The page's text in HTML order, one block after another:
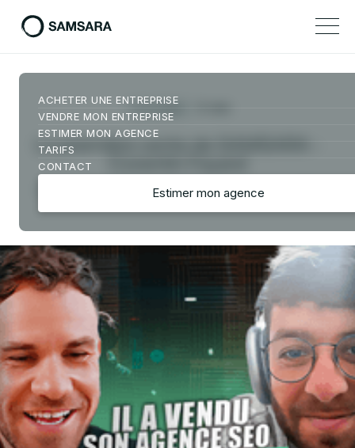
ACHETER UNE ENTREPRISE
VENDRE MON ENTREPRISE
ESTIMER MON AGENCE
TARIFS
CONTACT
Estimer mon agence
La première vente de SAMSARA -
Les dessous de la vente d'une agence SEO